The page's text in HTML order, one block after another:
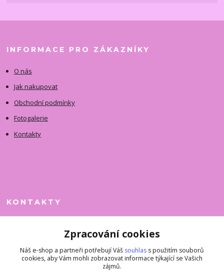
INFORMACE PRO ZÁKAZNÍKY
O nás
Jak nakupovat
Obchodní podmínky
Fotogalerie
Kontakty
KONTAKTY
+420 731 390 323
superkousky@jetovmode.cz
Zpracování cookies
Náš e-shop a partneři potřebují Váš souhlas s použitím souborů
cookies, aby Vám mohli zobrazovat informace týkající se Vašich
zájmů.